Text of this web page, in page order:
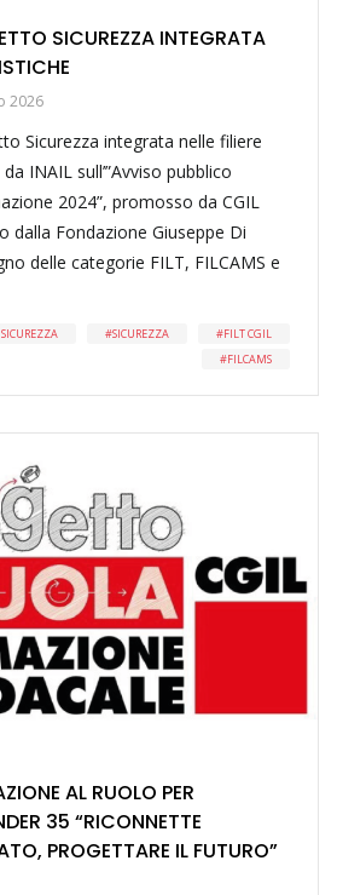
SICUREZZA INTEGRATA
2026
Sicurezza integrata nelle filiere
INAIL sull’”Avviso pubblico
2024”, promosso da CGIL
dalla Fondazione Giuseppe Di
delle categorie FILT, FILCAMS e
SICUREZZA
FILT CGIL
FILCAMS
AL RUOLO PER
35 “RICONNETTE
PROGETTARE IL FUTURO”